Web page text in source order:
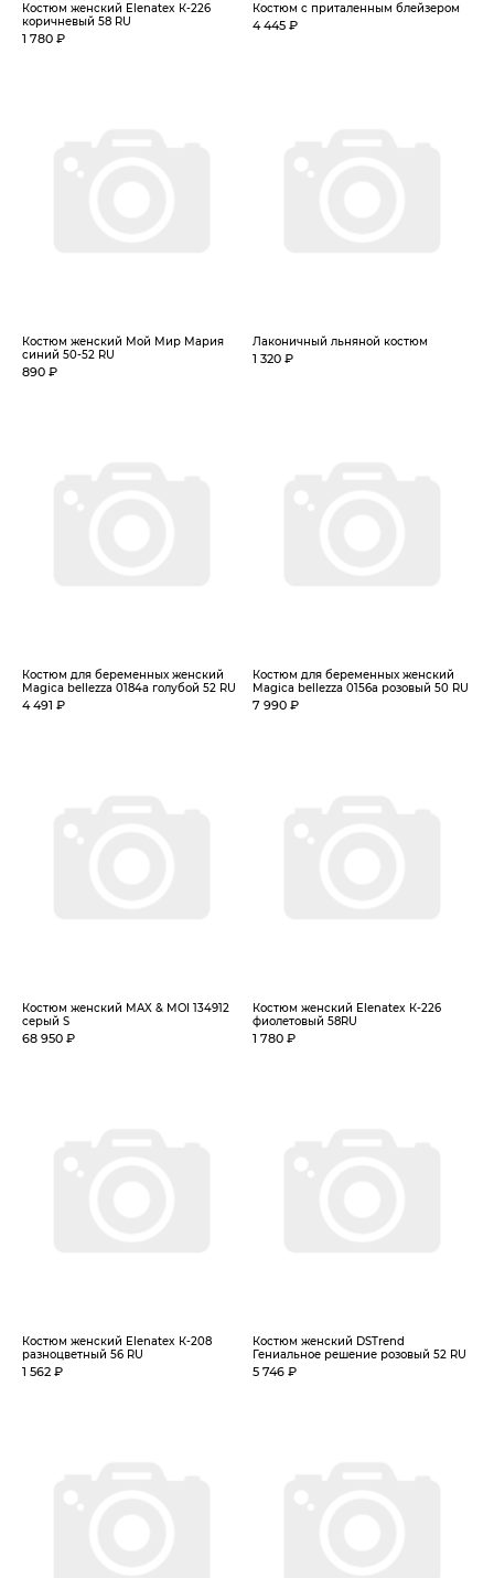
Костюм женский Elenatex К-226
коричневый 58 RU
1 780 ₽
Костюм с приталенным блейзером
4 445 ₽
Костюм женский Мой Мир Мария
синий 50-52 RU
890 ₽
Лаконичный льняной костюм
1 320 ₽
Костюм для беременных женский
Magica bellezza 0184а голубой 52 RU
4 491 ₽
Костюм для беременных женский
Magica bellezza 0156а розовый 50 RU
7 990 ₽
Костюм женский MAX & MOI 134912
серый S
68 950 ₽
Костюм женский Elenatex К-226
фиолетовый 58RU
1 780 ₽
Костюм женский Elenatex К-208
разноцветный 56 RU
1 562 ₽
Костюм женский DSTrend
Гениальное решение розовый 52 RU
5 746 ₽